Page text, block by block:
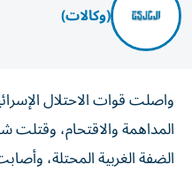
(وكالات)
واصلت قوات الاحتلال
المداهمة والاقتحام،
الضفة الغربية المحتلة،